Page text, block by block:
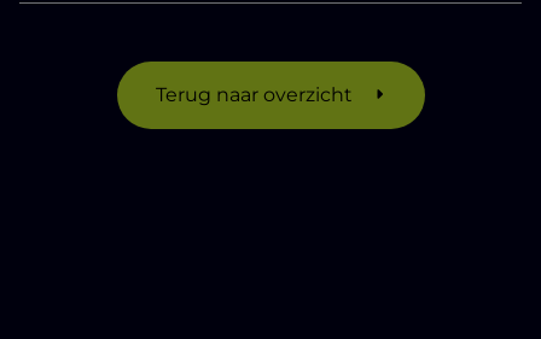
Terug naar overzicht